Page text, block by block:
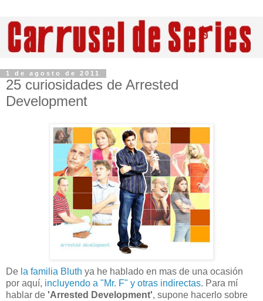
1 de agosto de 2011
25 curiosidades de Arrested
Development
De la familia Bluth ya he hablado en mas de una ocasión
por aquí, incluyendo a "Mr. F" y otras indirectas. Para mí
hablar de 'Arrested Development', supone hacerlo sobre